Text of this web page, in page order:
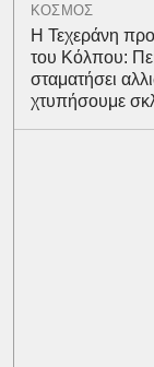
ΚΟΣΜΟΣ
Η Τεχεράνη
του Κόλπου:
σταματήσει
χτυπήσουμε